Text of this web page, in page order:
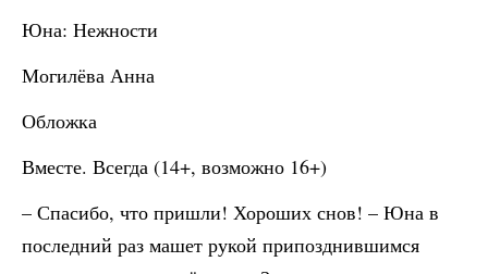
Юна: Нежности
Могилёва Анна
Обложка
Вместе. Всегда (14+, возможно 16+)
– Спасибо, что пришли! Хороших снов! – Юна в
последний раз машет рукой припозднившимся